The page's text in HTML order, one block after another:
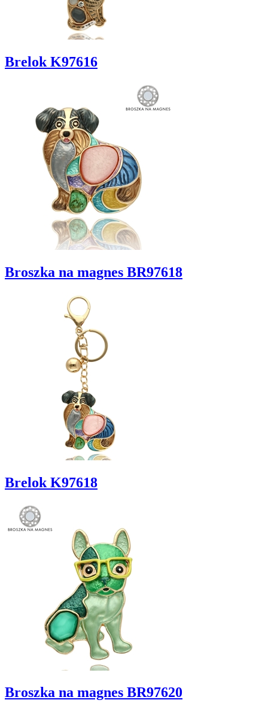
Brelok K97616
Broszka na magnes BR97618
Brelok K97618
Broszka na magnes BR97620